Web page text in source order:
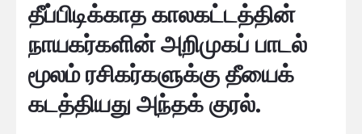
தீப்பிடிக்காத காலகட்டத்தின்
நாயகர்களின் அறிமுகப் பாடல்
மூலம் ரசிகர்களுக்கு தீயைக்
கடத்தியது அந்தக் குரல்.